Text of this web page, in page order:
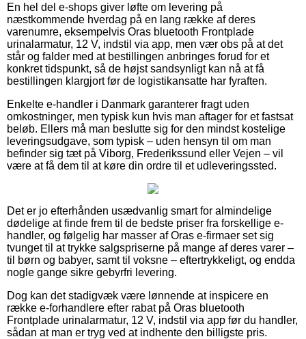
En hel del e-shops giver løfte om levering på
næstkommende hverdag på en lang række af deres
varenumre, eksempelvis Oras bluetooth Frontplade
urinalarmatur, 12 V, indstil via app, men vær obs på at det
står og falder med at bestillingen anbringes forud for et
konkret tidspunkt, så de højst sandsynligt kan nå at få
bestillingen klargjort før de logistikansatte har fyraften.
Enkelte e-handler i Danmark garanterer fragt uden
omkostninger, men typisk kun hvis man aftager for et fastsat
beløb. Ellers må man beslutte sig for den mindst kostelige
leveringsudgave, som typisk – uden hensyn til om man
befinder sig tæt på Viborg, Frederikssund eller Vejen – vil
være at få dem til at køre din ordre til et udleveringssted.
Det er jo efterhånden usædvanlig smart for almindelige
dødelige at finde frem til de bedste priser fra forskellige e-
handler, og følgelig har masser af Oras e-firmaer set sig
tvunget til at trykke salgspriserne på mange af deres varer –
til børn og babyer, samt til voksne – eftertrykkeligt, og endda
nogle gange sikre gebyrfri levering.
Dog kan det stadigvæk være lønnende at inspicere en
række e-forhandlere efter rabat på Oras bluetooth
Frontplade urinalarmatur, 12 V, indstil via app før du handler,
sådan at man er tryg ved at indhente den billigste pris.